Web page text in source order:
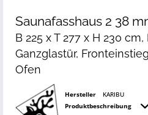
Saunafasshaus 2 38
B 225 x T 277 x H 230
Ganzglastür,
Ofen
Hersteller
KARIBU
Produktbeschreibung